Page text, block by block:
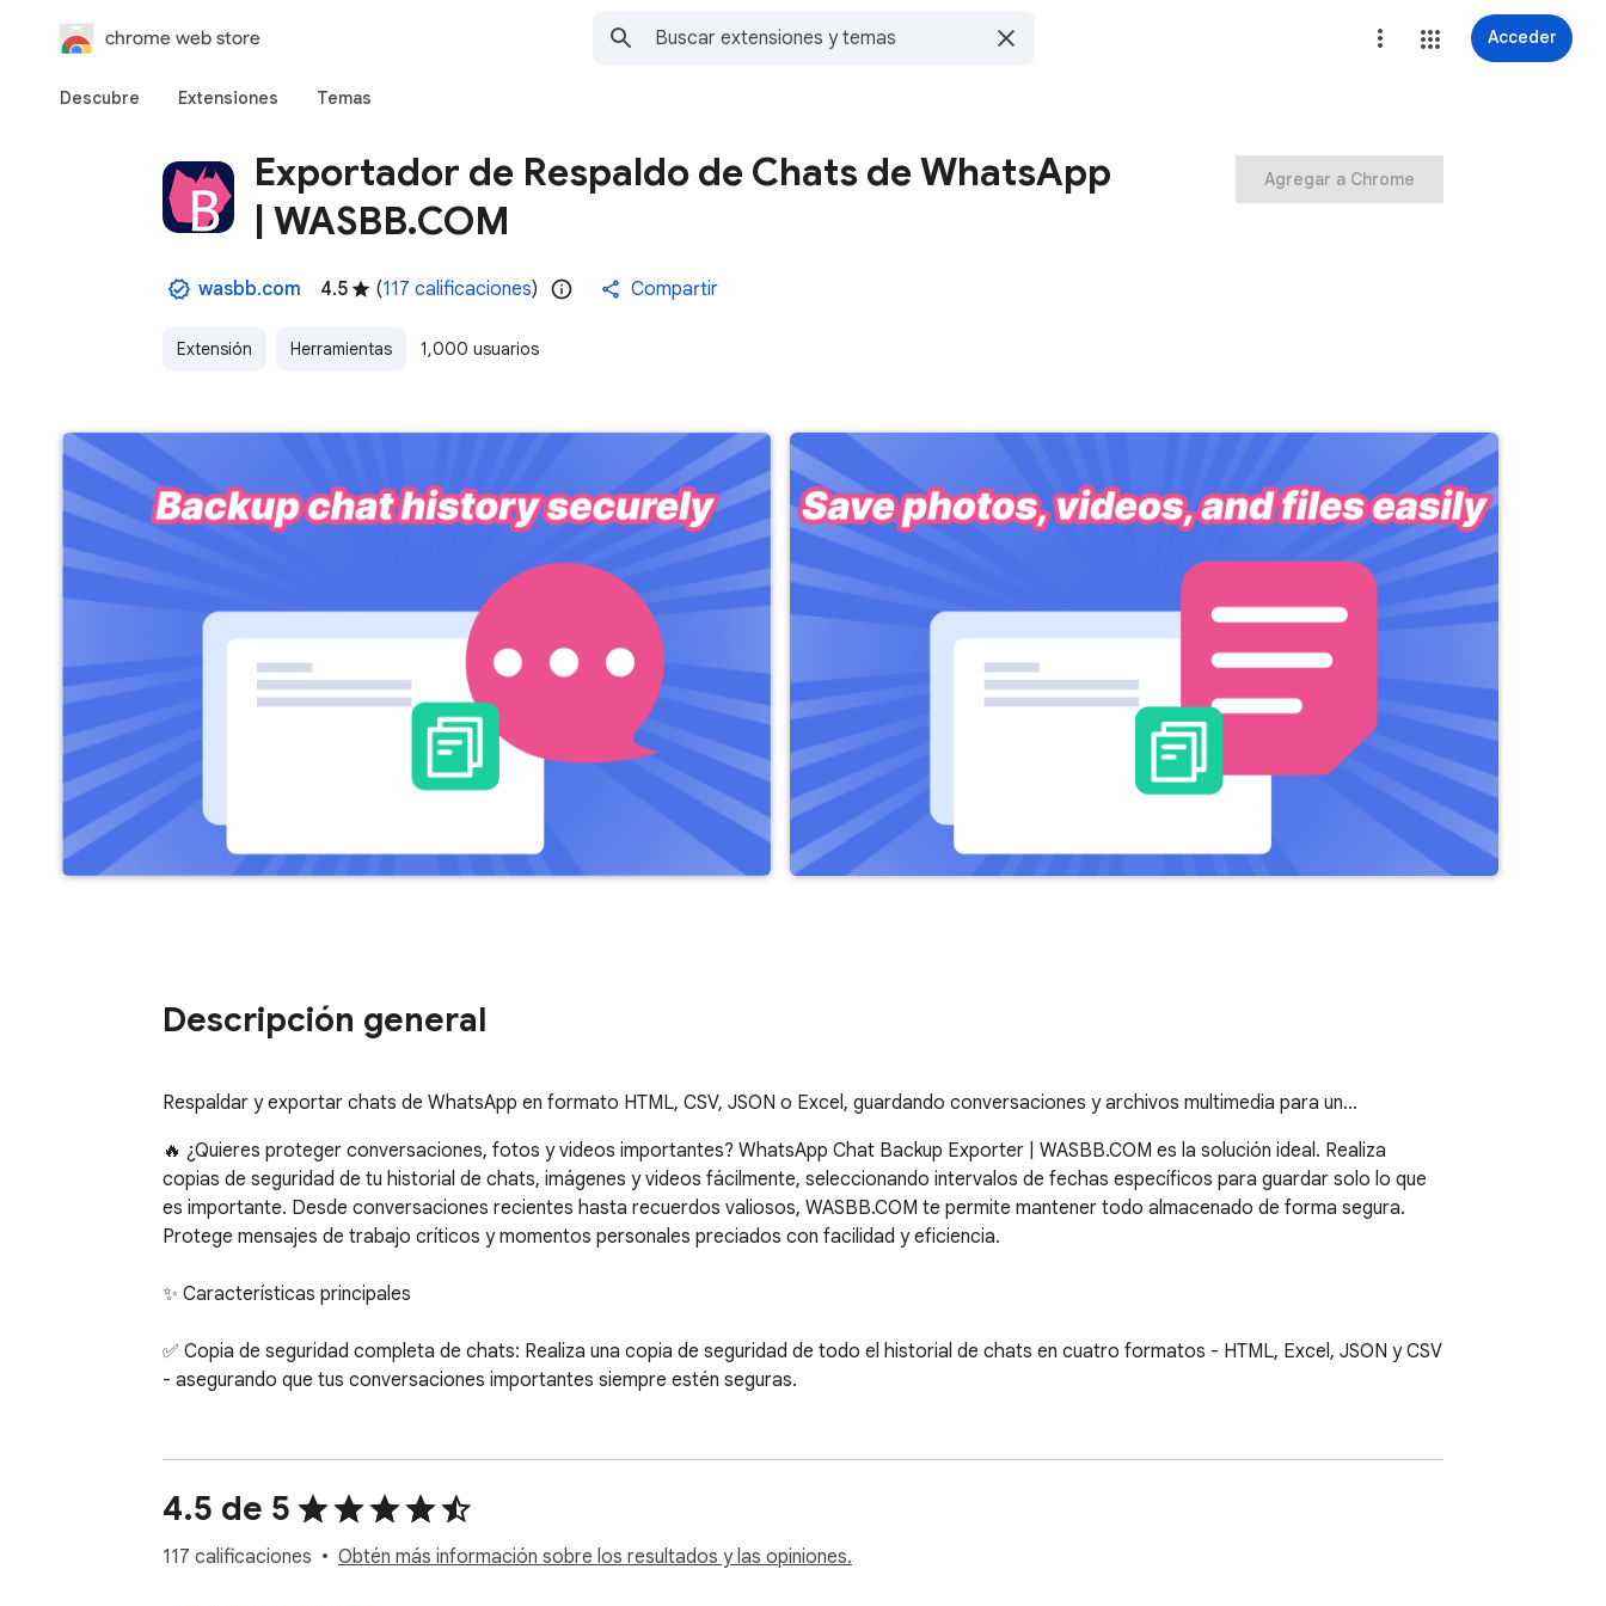
chrome web store Acceder
Descubre Extensiones Temas
Exportador de Respaldo de Chats de WhatsApp
| WASBB.COM
wasbb.com 4.5 (117 calificaciones) Compartir
Extensión Herramientas 1,000 usuarios
Agregar a Chrome
Descripción general
Respaldar y exportar chats de WhatsApp en formato HTML, CSV, JSON o Excel, guardando conversaciones y archivos multimedia para un…
🔥 ¿Quieres proteger conversaciones, fotos y videos importantes? WhatsApp Chat Backup Exporter | WASBB.COM es la solución ideal. Realiza
copias de seguridad de tu historial de chats, imágenes y videos fácilmente, seleccionando intervalos de fechas específicos para guardar solo lo que
es importante. Desde conversaciones recientes hasta recuerdos valiosos, WASBB.COM te permite mantener todo almacenado de forma segura.
Protege mensajes de trabajo críticos y momentos personales preciados con facilidad y eficiencia.
✨ Características principales
✅ Copia de seguridad completa de chats: Realiza una copia de seguridad de todo el historial de chats en cuatro formatos - HTML, Excel, JSON y CSV
- asegurando que tus conversaciones importantes siempre estén seguras.
sin complicaciones.
✅ Filtrado por intervalo de fechas: Selecciona de manera flexible intervalos de fechas específicos para la copia de seguridad, facilitando la gestión y
recuperación de contenido de periodos específicos.
4.5 de 5
117 calificaciones Obtén más información sobre los resultados y las opiniones.